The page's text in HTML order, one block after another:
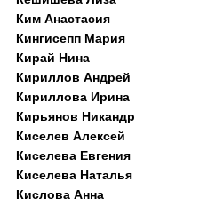
Ким Анастасия
Кингисепп Мария
Кирай Нина
Кириллов Андрей
Кириллова Ирина
Кирьянов Никандр
Киселев Алексей
Киселева Евгения
Киселева Наталья
Кислова Анна